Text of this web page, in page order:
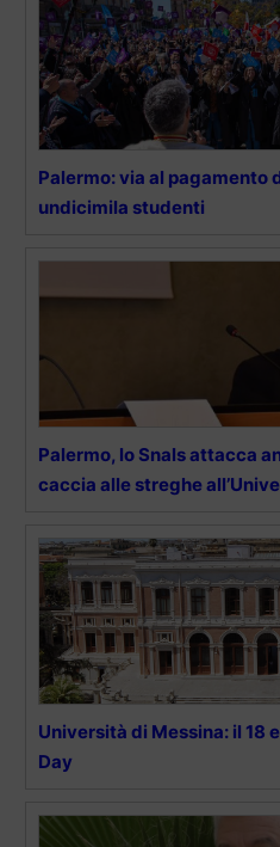
Palermo: via al pagamento
undicimila studenti
Palermo, lo Snals attacca
caccia alle streghe
Università di Messina: il 18
Day